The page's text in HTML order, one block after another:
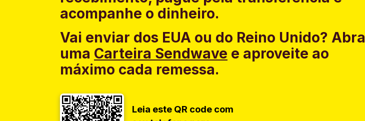
acompanhe o dinheiro.
Vai enviar dos EUA ou do Reino Unido? Abra
uma Carteira Sendwave e aproveite ao
máximo cada remessa.
Leia este QR code com